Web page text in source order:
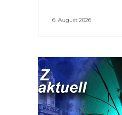
6. August 2026